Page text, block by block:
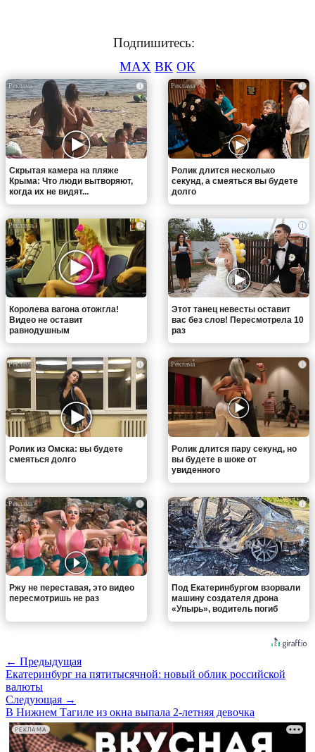
Подпишитесь:
MAX ВК ОК
i
Скрытая камера на пляже
Крыма: Что люди вытворяют,
когда их не видят...
i
Ролик длится несколько
секунд, а смеяться вы будете
долго
i
Королева вагона отожгла!
Видео не оставит
равнодушным
i
Этот танец невесты оставит
вас без слов! Пересмотрела 10
раз
i
Ролик из Омска: вы будете
смеяться долго
i
Ролик длится пару секунд, но
вы будете в шоке от
увиденного
i
Ржу не переставая, это видео
пересмотришь не раз
i
Под Екатеринбургом взорвали
машину создателя дрона
«Упырь», водитель погиб
← Предыдущая
Екатеринбург на пятитысячной: новый облик российской
валюты
Следующая →
В Нижнем Тагиле из окна выпала 2-летняя девочка
РЕКЛАМА